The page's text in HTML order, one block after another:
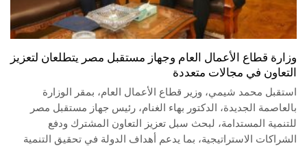
وزارة قطاع الأعمال العام وجهاز مستقبل مصر يتطلعان لتعزيز
التعاون في مجالات متعددة
استقبل محمد شيمي، وزير قطاع الأعمال العام، بمقر الوزارة
بالعاصمة الجديدة، الدكتور بهاء الغنام، رئيس جهاز مستقبل مصر
للتنمية المستدامة، لبحث سبل تعزيز التعاون المشترك ودفع
الشراكات الاستراتيجية، بما يدعم أهداف الدولة في تحقيق التنمية